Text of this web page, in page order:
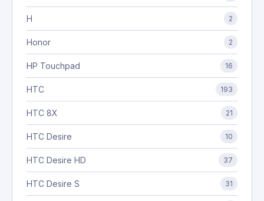
H 2
Honor 2
HP Touchpad 16
HTC 193
HTC 8X 21
HTC Desire 10
HTC Desire HD 37
HTC Desire S 31